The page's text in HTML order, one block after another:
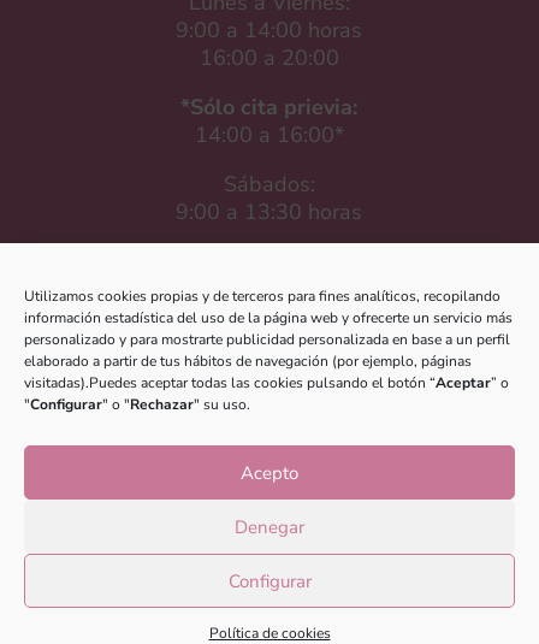
Utilizamos cookies propias y de terceros para fines analíticos, recopilando
información estadística del uso de la página web y ofrecerte un servicio más
personalizado y para mostrarte publicidad personalizada en base a un perfil
elaborado a partir de tus hábitos de navegación (por ejemplo, páginas
visitadas).Puedes aceptar todas las cookies pulsando el botón “Aceptar” o
"Configurar" o "Rechazar" su uso.
Acepto
Denegar
Configurar
Política de cookies
9:00 a 14:00 horas
16:00 a 20:00
*Sólo cita prievia:
14:00 a 16:00*
Sábados:
9:00 a 13:30 horas
Contacto
Email:
medina@esteticaesther.com
Teléfono
697 660 312